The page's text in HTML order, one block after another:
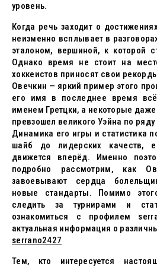
уровень.
Когда речь заходит о
неизменно всплывает в
эталоном, вершиной, к которой
Однако время не стоит на
хоккеистов приносят свои
Овечкин — яркий пример этого
его имя в последнее время
именем Гретцки, а некоторые
превзошел великого Уэйна по
Динамика его игры и статистика
шайб до лидерских качеств,
движется вперёд. Именно
подробно рассмотрим, как
завоевывают сердца
новые стандарты. Помимо
следить за турнирами и
ознакомиться с профилем
актуальная информация о
serrano2427
Тем, кто интересуется